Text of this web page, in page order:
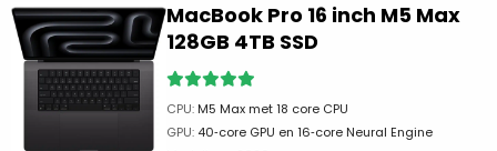
MacBook Pro 16 inch M5 Max
128GB 4TB SSD
CPU: M5 Max met 18 core CPU
GPU: 40‑core GPU en 16‑core Neural Engine
voedingsadapter
altijd
meegeleverd.
Accu